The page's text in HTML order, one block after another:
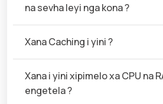
na sevha leyi nga kona ?
Xana Caching i yini ?
Xana i yini xipimelo xa CPU na
engetela ?